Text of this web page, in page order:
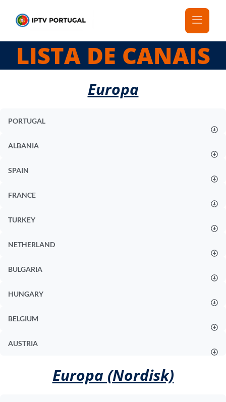
LISTA DE CANAIS
Europa
PORTUGAL
ALBANIA
SPAIN
FRANCE
TURKEY
NETHERLAND
BULGARIA
HUNGARY
BELGIUM
AUSTRIA
Europa (nordisk)